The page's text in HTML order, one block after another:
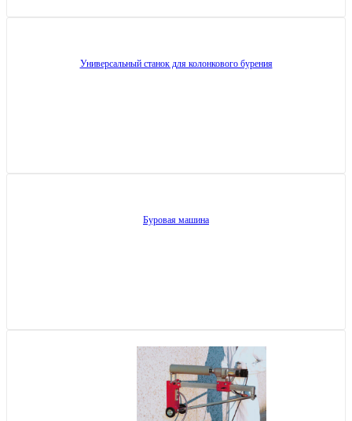
Универсальный станок для колонкового бурения
Буровая машина